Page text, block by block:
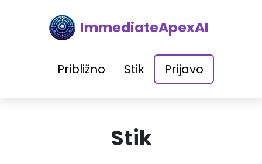
ImmediateApexAI
Približno Stik Prijavo
Stik